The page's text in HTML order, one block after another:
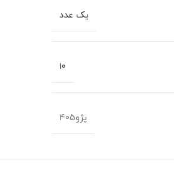
یک عدد
10
پژو405